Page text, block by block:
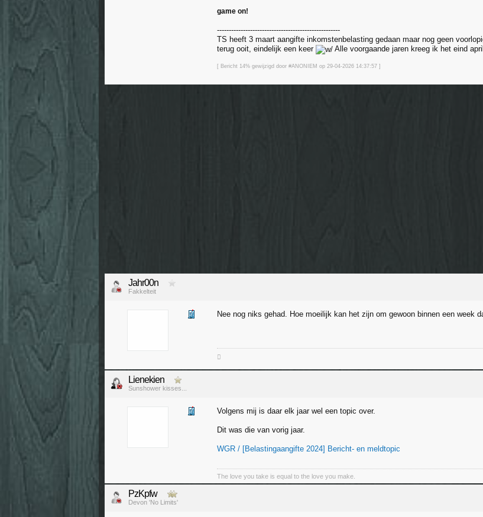
game on!
----------------------------------------------------
TS heeft 3 maart aangifte inkomstenbelasting gedaan maar nog geen
terug ooit, eindelijk een keer
Alle voorgaande jaren kreeg ik het eind
[ Bericht 14% gewijzigd door #ANONIEM op 29-04-2026 14:37:57 ]
Jahr00n
Fakkelteit
Nee nog niks gehad. Hoe moeilijk kan het zijn om gewoon binnen een week

Lienekien
Sunshower kisses...
Volgens mij is daar elk jaar wel een topic over.
Dit was die van vorig jaar.
WGR / [Belastingaangifte 2024] Bericht- en meldtopic
The love you take is equal to the love you make.
PzKpfw
Devon 'No Limits'